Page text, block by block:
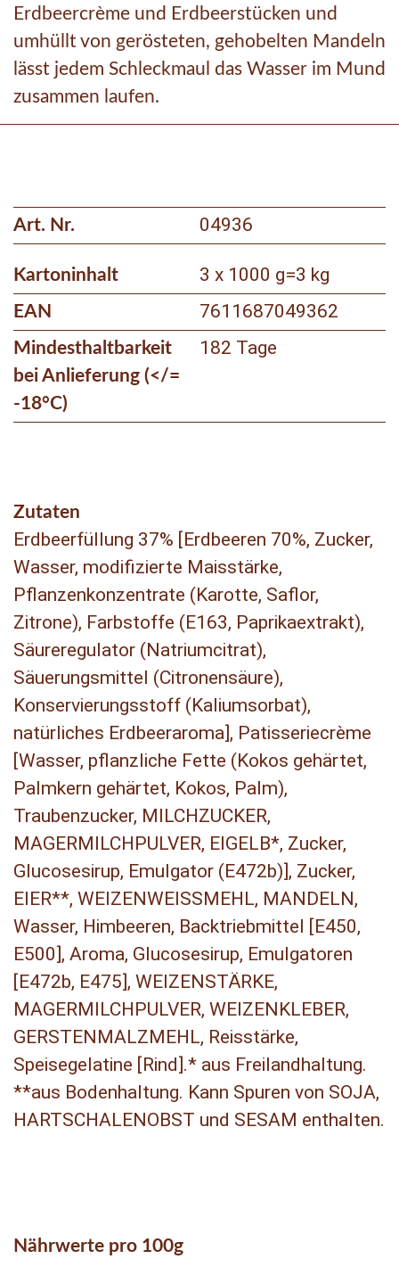
Erdbeercrème und Erdbeerstücken und
umhüllt von gerösteten, gehobelten Mandeln
lässt jedem Schleckmaul das Wasser im Mund
zusammen laufen.
Art. Nr. 04936
Kartoninhalt 3 x 1000 g=3 kg
EAN 7611687049362
Mindesthaltbarkeit
bei Anlieferung (</=
-18°C)
182 Tage
Zutaten
Erdbeerfüllung 37% [Erdbeeren 70%, Zucker,
Wasser, modifizierte Maisstärke,
Pflanzenkonzentrate (Karotte, Saflor,
Zitrone), Farbstoffe (E163, Paprikaextrakt),
Säureregulator (Natriumcitrat),
Säuerungsmittel (Citronensäure),
Konservierungsstoff (Kaliumsorbat),
natürliches Erdbeeraroma], Patisseriecrème
[Wasser, pflanzliche Fette (Kokos gehärtet,
Palmkern gehärtet, Kokos, Palm),
Traubenzucker, MILCHZUCKER,
MAGERMILCHPULVER, EIGELB*, Zucker,
Glucosesirup, Emulgator (E472b)], Zucker,
EIER**, WEIZENWEISSMEHL, MANDELN,
Wasser, Himbeeren, Backtriebmittel [E450,
E500], Aroma, Glucosesirup, Emulgatoren
[E472b, E475], WEIZENSTÄRKE,
MAGERMILCHPULVER, WEIZENKLEBER,
GERSTENMALZMEHL, Reisstärke,
Speisegelatine [Rind].* aus Freilandhaltung.
**aus Bodenhaltung. Kann Spuren von SOJA,
HARTSCHALENOBST und SESAM enthalten.
Nährwerte pro 100g